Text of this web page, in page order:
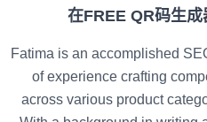
在FREE QR码生
Fatima is an accomplished
of experience crafting
across various product